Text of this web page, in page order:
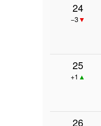
24
−3 ▼
25
+1 ▲
26